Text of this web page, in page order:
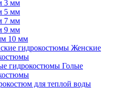
3 мм
5 мм
7 мм
9 мм
10 мм
Женские
Голые